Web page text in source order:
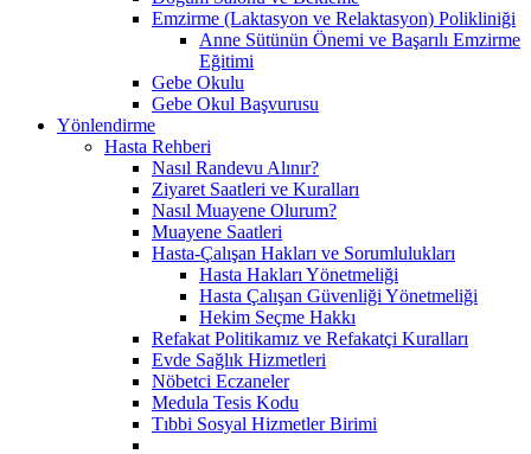
Emzirme (Laktasyon ve Relaktasyon) Polikliniği
Anne Sütünün Önemi ve Başarılı Emzirme
Eğitimi
Gebe Okulu
Gebe Okul Başvurusu
Yönlendirme
Hasta Rehberi
Nasıl Randevu Alınır?
Ziyaret Saatleri ve Kuralları
Nasıl Muayene Olurum?
Muayene Saatleri
Hasta-Çalışan Hakları ve Sorumlulukları
Hasta Hakları Yönetmeliği
Hasta Çalışan Güvenliği Yönetmeliği
Hekim Seçme Hakkı
Refakat Politikamız ve Refakatçi Kuralları
Evde Sağlık Hizmetleri
Nöbetci Eczaneler
Medula Tesis Kodu
Tıbbi Sosyal Hizmetler Birimi